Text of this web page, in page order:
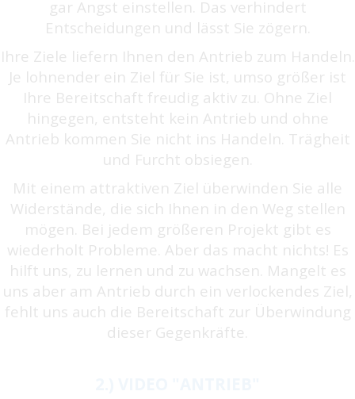
gar Angst einstellen. Das verhindert
Entscheidungen und lässt Sie zögern.
Ihre Ziele liefern Ihnen den Antrieb zum Handeln.
Je lohnender ein Ziel für Sie ist, umso größer ist
Ihre Bereitschaft freudig aktiv zu. Ohne Ziel
hingegen, entsteht kein Antrieb und ohne
Antrieb kommen Sie nicht ins Handeln. Trägheit
und Furcht obsiegen.
Mit einem attraktiven Ziel überwinden Sie alle
Widerstände, die sich Ihnen in den Weg stellen
mögen. Bei jedem größeren Projekt gibt es
wiederholt Probleme. Aber das macht nichts! Es
hilft uns, zu lernen und zu wachsen. Mangelt es
uns aber am Antrieb durch ein verlockendes Ziel,
fehlt uns auch die Bereitschaft zur Überwindung
dieser Gegenkräfte.